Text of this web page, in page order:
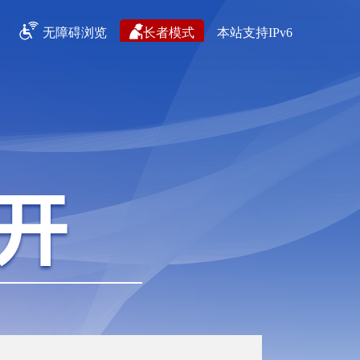
无障碍浏览 长者模式 本站支持IPv6